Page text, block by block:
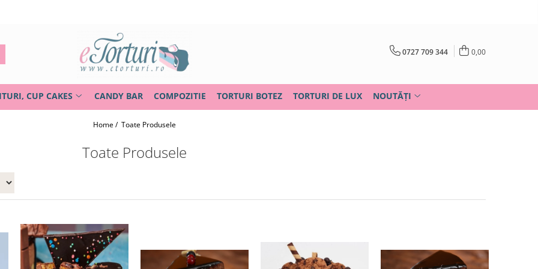
0727 709 344 0,00
CUP CAKES CANDY BAR COMPOZITIE TORTURI BOTEZ TORTURI DE LUX NOUTĂȚI
Home / Toate Produsele
Toate Produsele